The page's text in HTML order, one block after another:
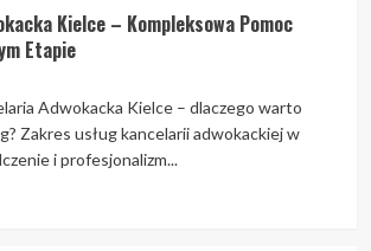
Kielce – Kompleksowa Pomoc
Etapie
Adwokacka Kielce – dlaczego warto
Zakres usług kancelarii adwokackiej w
i profesjonalizm...